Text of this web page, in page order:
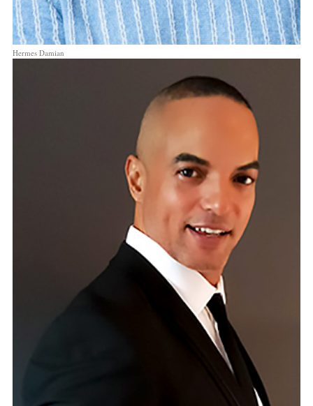
Hermes Damian